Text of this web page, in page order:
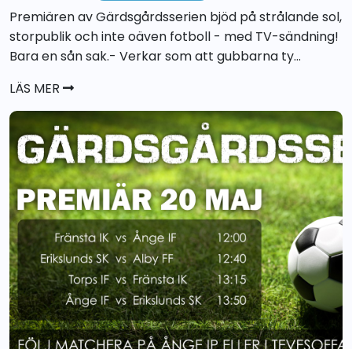
Premiären av Gärdsgårdsserien bjöd på strålande sol,
storpublik och inte oäven fotboll - med TV-sändning!
Bara en sån sak.- Verkar som att gubbarna ty...
LÄS MER